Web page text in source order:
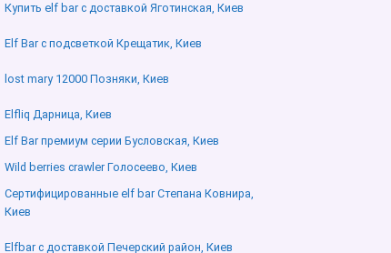
Купить elf bar с доставкой Яготинская, Киев
Elf Bar с подсветкой Крещатик, Киев
lost mary 12000 Позняки, Киев
Elfliq Дарница, Киев
Elf Bar премиум серии Бусловская, Киев
Wild berries crawler Голосеево, Киев
Сертифицированные elf bar Степана Ковнира,
Киев
Elfbar с доставкой Печерский район, Киев